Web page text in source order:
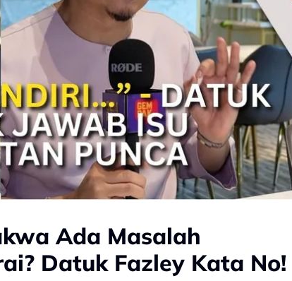
Ada Masalah
Datuk Fazley Kata No!